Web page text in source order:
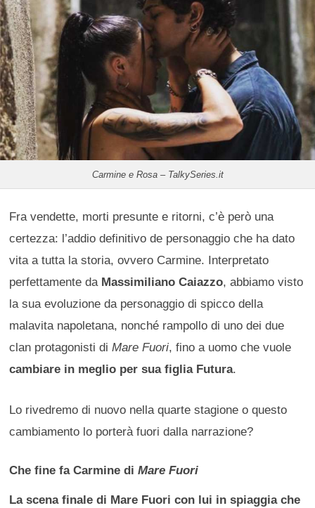
Carmine e Rosa – TalkySeries.it
Fra vendette, morti presunte e ritorni, c’è però una
certezza: l’addio definitivo de personaggio che ha dato
vita a tutta la storia, ovvero Carmine. Interpretato
perfettamente da Massimiliano Caiazzo, abbiamo visto
la sua evoluzione da personaggio di spicco della
malavita napoletana, nonché rampollo di uno dei due
clan protagonisti diMare Fuori, fino a uomo che vuole
cambiare in meglio per sua figlia Futura.
Lo rivedremo di nuovo nella quarte stagione o questo
cambiamento lo porterà fuori dalla narrazione?
Che fine fa Carmine diMare Fuori
La scena finale di Mare Fuori con lui in spiaggia che